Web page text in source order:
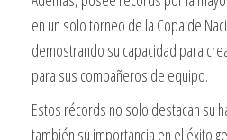
en un solo torneo de la Copa de
demostrando su capacidad para
para sus compañeros de equipo.
Estos récords no solo destacan su
también su importancia en el éxito